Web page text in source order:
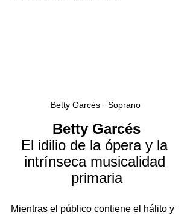
Betty Garcés · Soprano
Betty Garcés
El idilio de la ópera y la
intrínseca musicalidad
primaria
Mientras el público contiene el hálito y